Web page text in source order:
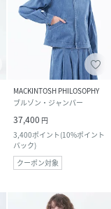
MACKINTOSH PHILOSOPHY
ブルゾン・ジャンパー
37,400 円
3,400ポイント(10%ポイント
バック)
クーポン対象